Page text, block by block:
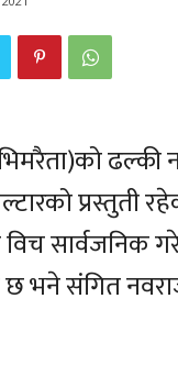
प्रस्तुती
सार्वजनिक
छ भने संगित